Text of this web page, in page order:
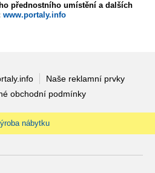
přednostního umístění a dalších
www.portaly.info
Naše reklamní prvky
obchodní podmínky
nábytku